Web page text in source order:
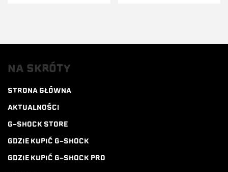
NA SKRÓTY
STRONA GŁÓWNA
AKTUALNOŚCI
G-SHOCK STORE
GDZIE KUPIĆ G-SHOCK
GDZIE KUPIĆ G-SHOCK PRO